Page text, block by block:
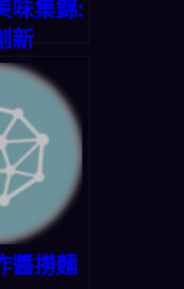
味集錦:
新
醬撈麵